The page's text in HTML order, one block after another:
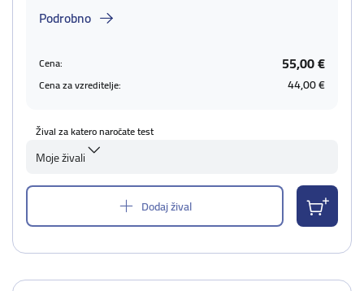
Podrobno
Cena: 55,00 €
Cena za vzreditelje: 44,00 €
Žival za katero naročate test
Moje živali
Dodaj žival